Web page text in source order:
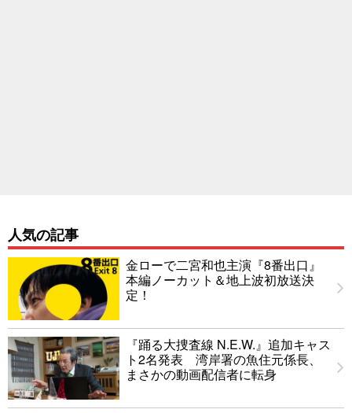
人気の記事
金ローで二宮和也主演『8番出口』
本編ノーカット＆地上波初放送決
定！
『踊る大捜査線 N.E.W.』追加キャス
ト2名発表 湾岸署の魚住元係長、
まさかの動画配信者に転身